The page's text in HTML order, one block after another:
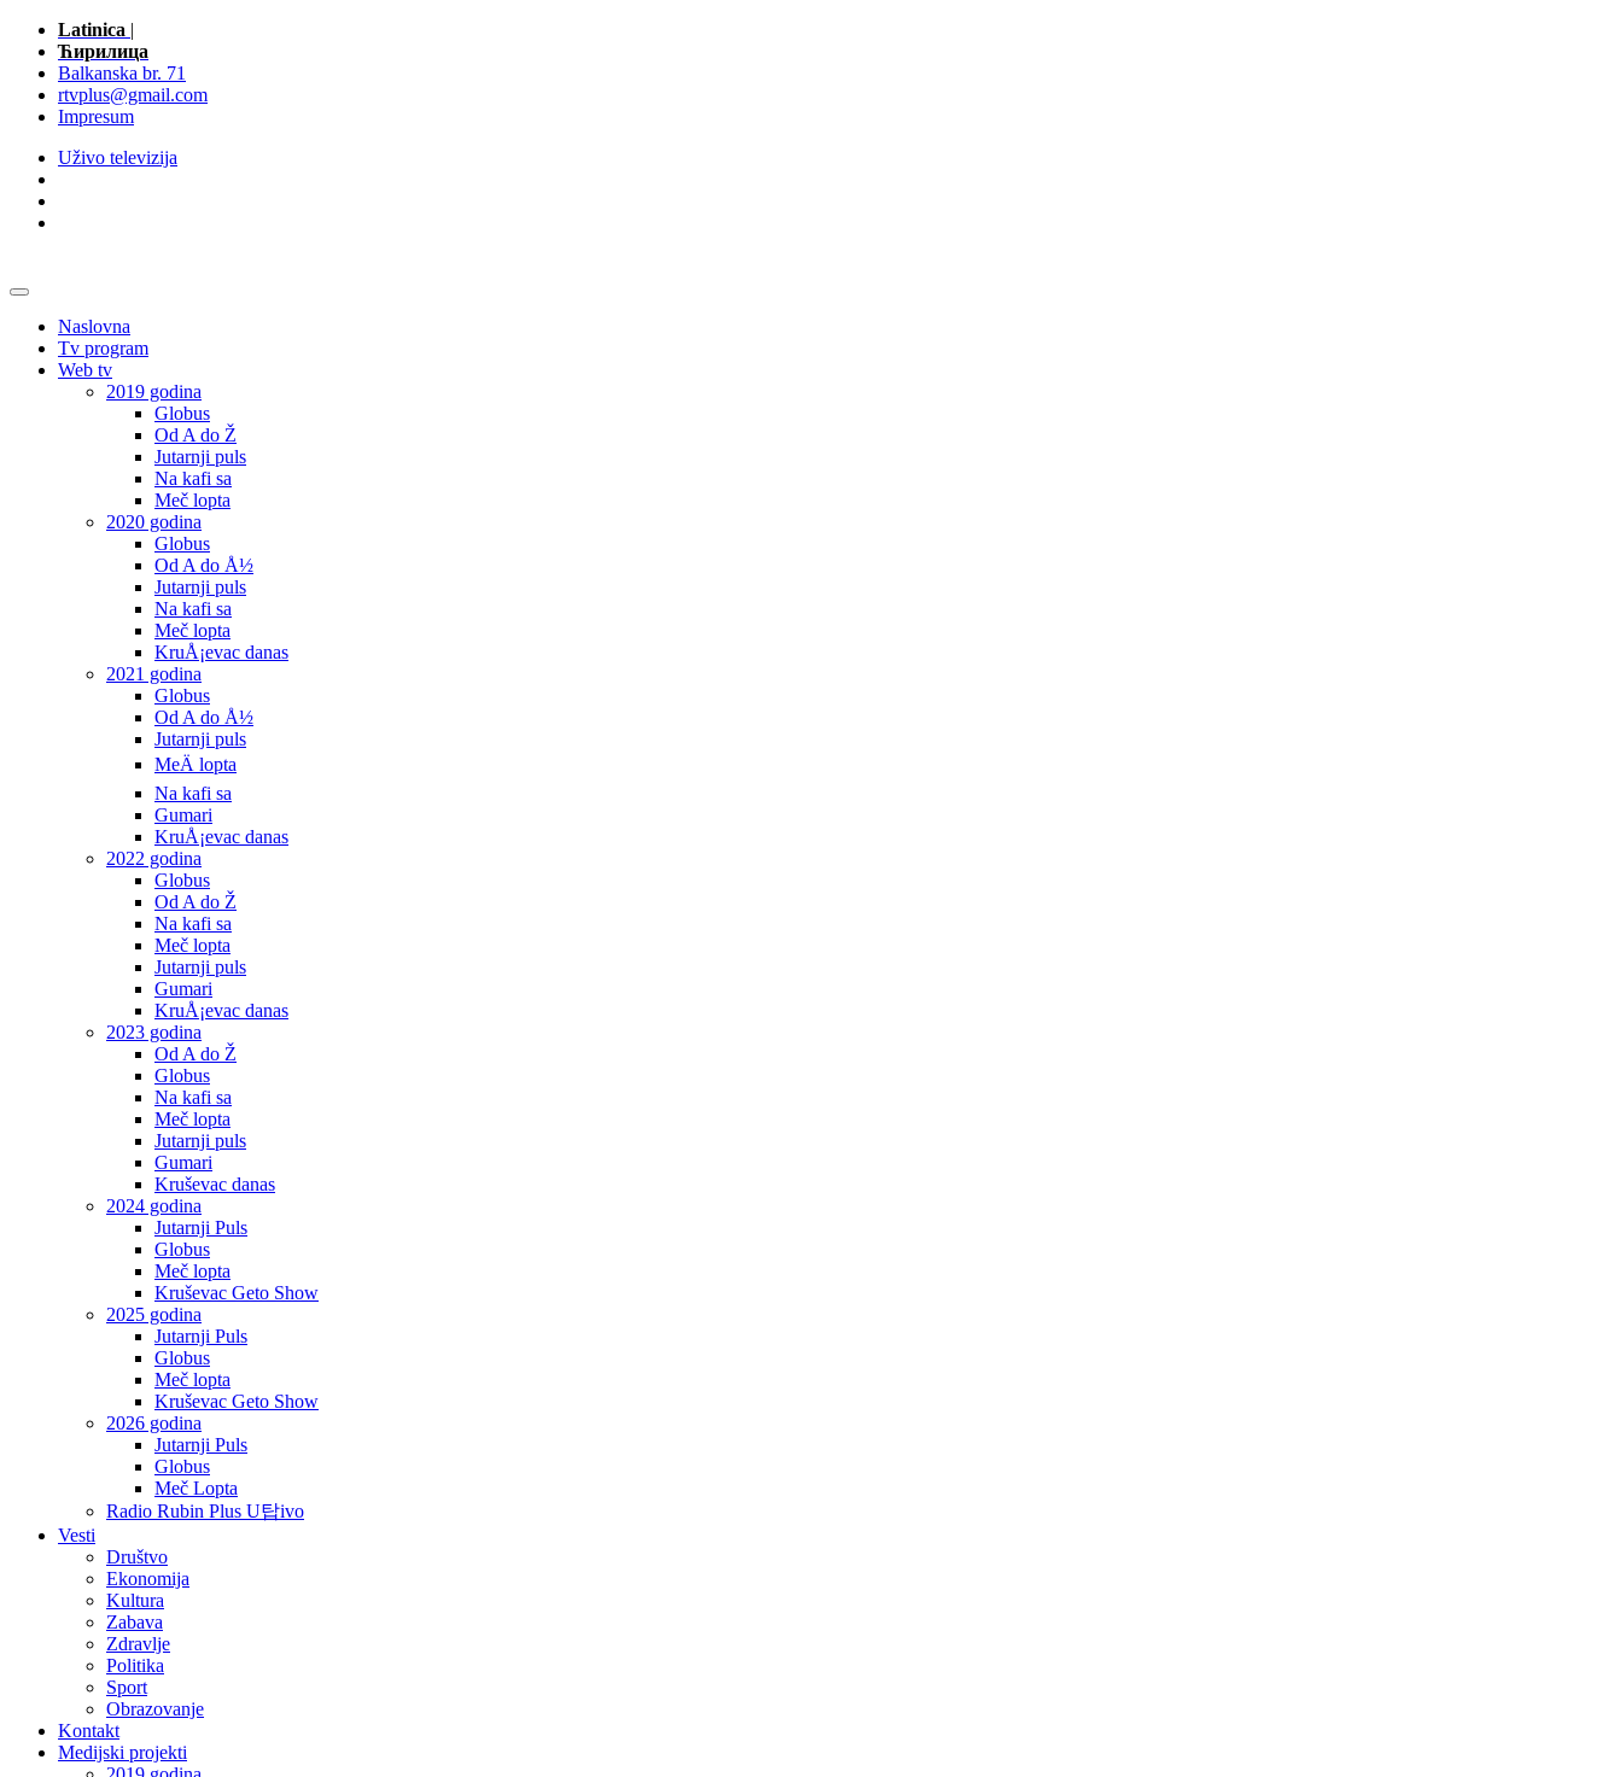
Latinica |
Ћирилица
Balkanska br. 71
rtvplus@gmail.com
Impresum
Uživo televizija
Naslovna
Tv program
Web tv
2019 godina
Globus
Od A do Ž
Jutarnji puls
Na kafi sa
Meč lopta
2020 godina
Globus
Od A do Å½
Jutarnji puls
Na kafi sa
Meč lopta
KruÅ¡evac danas
2021 godina
Globus
Od A do Å½
Jutarnji puls
MeÄ lopta
Na kafi sa
Gumari
KruÅ¡evac danas
2022 godina
Globus
Od A do Ž
Na kafi sa
Meč lopta
Jutarnji puls
Gumari
KruÅ¡evac danas
2023 godina
Od A do Ž
Globus
Na kafi sa
Meč lopta
Jutarnji puls
Gumari
Kruševac danas
2024 godina
Jutarnji Puls
Globus
Meč lopta
Kruševac Geto Show
2025 godina
Jutarnji Puls
Globus
Meč lopta
Kruševac Geto Show
2026 godina
Jutarnji Puls
Globus
Meč Lopta
Radio Rubin Plus U탑ivo
Vesti
Društvo
Ekonomija
Kultura
Zabava
Zdravlje
Politika
Sport
Obrazovanje
Kontakt
Medijski projekti